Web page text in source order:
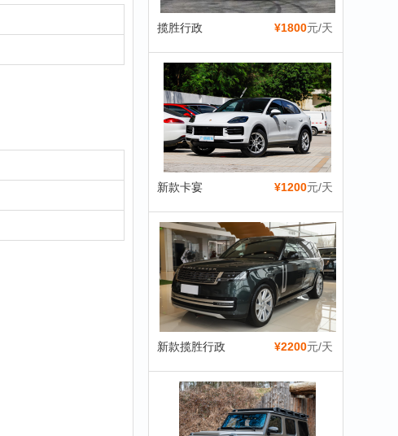
揽胜行政 ¥1800元/天
新款卡宴 ¥1200元/天
新款揽胜行政 ¥2200元/天